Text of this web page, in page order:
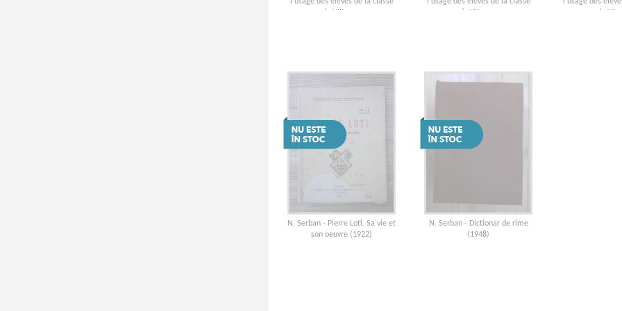
de VIII-eme
de VII-eme
de VI-
N. Serban - Pierre Loti. Sa vie et
son oeuvre (1922)
N. Serban - Dictionar de rime
(1948)